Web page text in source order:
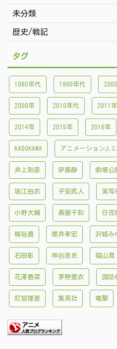
未分類
歴史/戦記
タグ
1980年代 1990年代
2009年 2010年代 2011年
2014年 2015年 2016年
KADOKAWA アニメーション
井上和彦 伊藤静 劇場公
堀江由衣 子安武人 実写
小野大輔 斎藤千和 日笠
梶裕貴 櫻井孝宏 沢城み
石田彰 神谷浩史 福山潤
花澤香菜 茅野愛衣 諏訪
釘宮理恵 集英社 電撃